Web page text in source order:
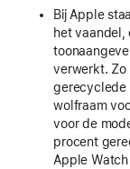
Bij Apple
het vaandel,
verwerkt. Zo
gerecyclede
wolfraam
voor de
procent
Apple